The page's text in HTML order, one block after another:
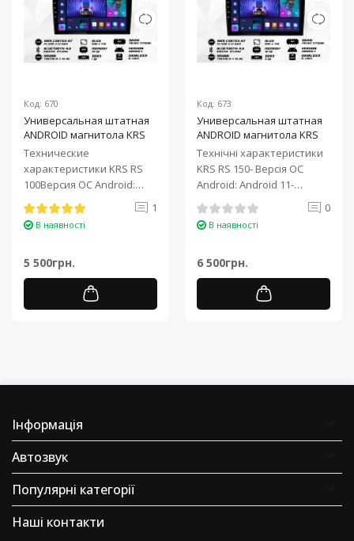
Код: 670
Универсальная штатная
ANDROID магнитола KRS
RS 100 9" 1/32 GB
Технические
характеристики KRS RS
100Версия ОС Android:
Android 11Процессор: 4-
ядерный ARM Cortex-A7..
1
В наявності
5 500грн.
Код: 673
Универсальная штатная
ANDROID магнитола KRS
RS 150 10" 2/32 GB
Технічні характеристики
KRS RS 150- Версія ОС
Android: Android 11-
Процесор: 4-ядерний ARM
Cortex-A7..
0
В наявності
6 500грн.
Інформація
Автозвук
Популярні категорії
Наші контакти